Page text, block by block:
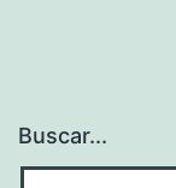
Buscar...